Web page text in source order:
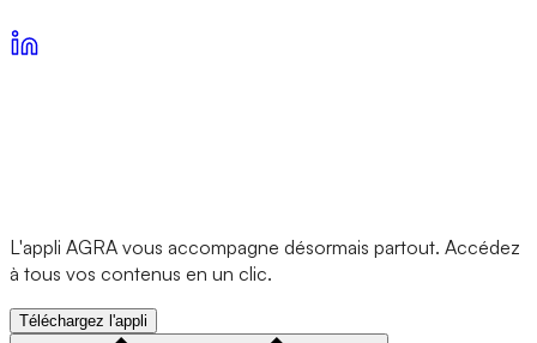
L'appli AGRA vous accompagne désormais partout. Accédez
à tous vos contenus en un clic.
Téléchargez l'appli